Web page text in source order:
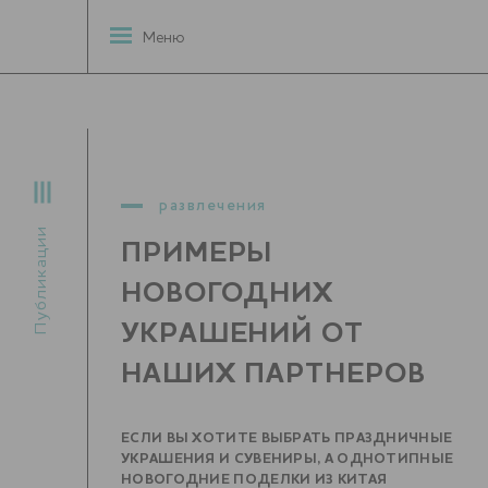
Публикации
Меню
развлечения
ПРИМЕРЫ
НОВОГОДНИХ
УКРАШЕНИЙ ОТ
НАШИХ ПАРТНЕРОВ
ЕСЛИ ВЫ ХОТИТЕ ВЫБРАТЬ ПРАЗДНИЧНЫЕ
УКРАШЕНИЯ И СУВЕНИРЫ, А ОДНОТИПНЫЕ
НОВОГОДНИЕ ПОДЕЛКИ ИЗ КИТАЯ